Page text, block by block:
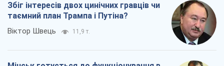
Збіг інтересів двох цинічних гравців чи
таємний план Трампа і Путіна?
Віктор Швець 11,9 т.